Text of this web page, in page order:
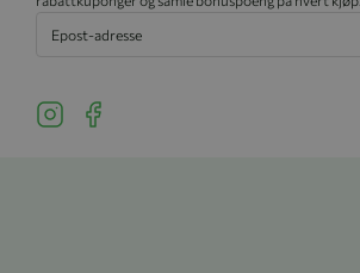
See our Instagram
See our Facebook